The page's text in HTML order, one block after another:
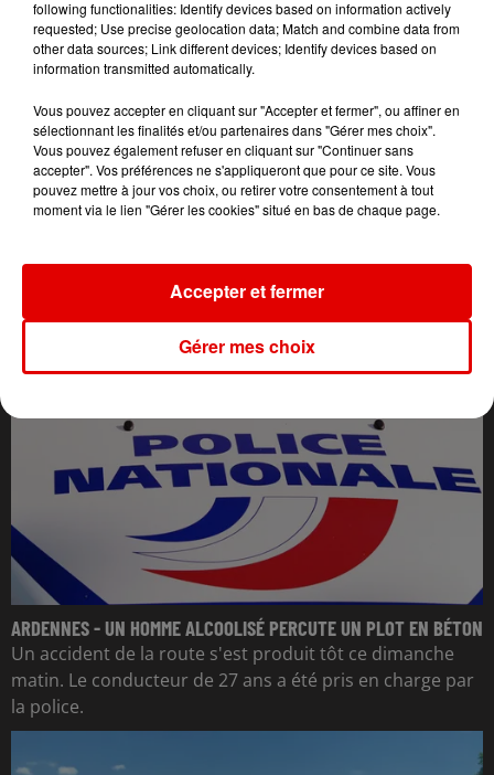
L'ACTU DES ARDENNES
ARDENNES - UN HOMME ALCOOLISÉ PERCUTE UN PLOT EN BÉTON
Un accident de la route s'est produit tôt ce dimanche
matin. Le conducteur de 27 ans a été pris en charge par
la police.
following functionalities: Identify devices based on information actively
requested; Use precise geolocation data; Match and combine data from
other data sources; Link different devices; Identify devices based on
information transmitted automatically.
Vous pouvez accepter en cliquant sur "Accepter et fermer", ou affiner en
sélectionnant les finalités et/ou partenaires dans "Gérer mes choix".
Vous pouvez également refuser en cliquant sur "Continuer sans
accepter". Vos préférences ne s'appliqueront que pour ce site. Vous
pouvez mettre à jour vos choix, ou retirer votre consentement à tout
moment via le lien "Gérer les cookies" situé en bas de chaque page.
Gérer mes choix
Accepter et fermer